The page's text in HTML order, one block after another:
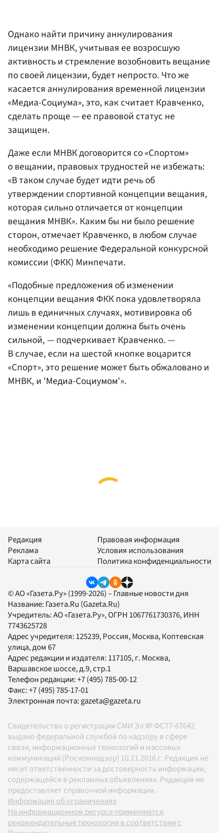
Однако найти причину аннулирования
лицензии МНВК, учитывая ее возросшую
активность и стремление возобновить вещание
по своей лицензии, будет непросто. Что же
касается аннулирования временной лицензии
«Медиа-Социума», это, как считает Кравченко,
сделать проще — ее правовой статус не
защищен.
Даже если МНВК договорится со «Спортом»
о вещании, правовых трудностей не избежать:
«В таком случае будет идти речь об
утверждении спортивной концепции вещания,
которая сильно отличается от концепции
вещания МНВК». Каким бы ни было решение
сторон, отмечает Кравченко, в любом случае
необходимо решение Федеральной конкурсной
комиссии (ФКК) Минпечати.
«Подобные предложения об изменении
концепции вещания ФКК пока удовлетворяла
лишь в единичных случаях, мотивировка об
изменении концепции должна быть очень
сильной, — подчеркивает Кравченко. —
В случае, если на шестой кнопке воцарится
«Спорт», это решение может быть обжаловано и
МНВК, и 'Медиа-Социумом'».
Редакция
Реклама
Карта сайта
Правовая информация
Условия использования
Политика конфиденциальности
© АО «Газета.Ру» (1999-2026) – Главные новости дня
Название: Газета.Ru (Gazeta.Ru)
Учредитель:АО «Газета.Ру», ОГРН 1067761730376, ИНН
7743625728
Адрес учредителя: 125239, Россия, Москва, Коптевская
улица, дом 67
Адрес редакции и издателя: 117105, г. Москва,
Варшавское шоссе, д.9, стр.1
Телефон редакции:+7 (495) 785-00-12
Факс:+7 (495) 785-17-01
Электронная почта:gazeta@gazeta.ru
Свидетельство о регистрации СМИ Эл № ФС77-67642
выдано федеральной службой по надзору в сфере
связи, информационных технологий и массовых
коммуникаций (Роскомнадзор) 10.11.2016 г. Редакция не
несет ответственности за достоверность информации,
содержащейся в рекламных объявлениях. Редакция не
предоставляет справочной информации.
Информация об ограничениях
На информационном ресурсе применяются
рекомендательные технологии в соответствии с